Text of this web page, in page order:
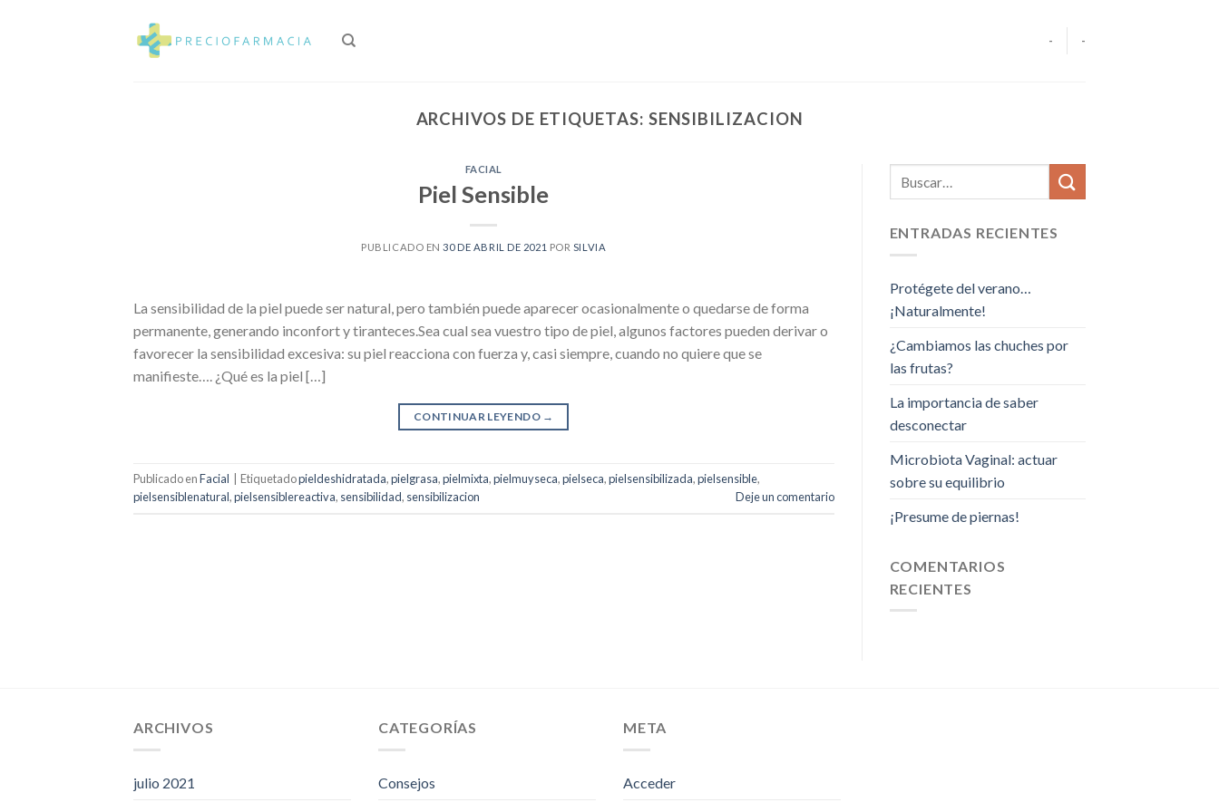
- -
ARCHIVOS DE ETIQUETAS: SENSIBILIZACION
FACIAL
Piel Sensible
PUBLICADO EN30 DE ABRIL DE 2021 POR SILVIA
La sensibilidad de la piel puede ser natural, pero también puede aparecer ocasionalmente o quedarse de forma
permanente, generando inconfort y tiranteces.Sea cual sea vuestro tipo de piel, algunos factores pueden derivar o
favorecer la sensibilidad excesiva: su piel reacciona con fuerza y, casi siempre, cuando no quiere que se
manifieste…. ¿Qué es la piel […]
CONTINUAR LEYENDO →
Publicado enFacial Etiquetadopieldeshidratada,pielgrasa,pielmixta,pielmuyseca,pielseca,pielsensibilizada,pielsensible,
pielsensiblenatural,pielsensiblereactiva, sensibilidad, sensibilizacion Deje un comentario
ENTRADAS RECIENTES
Protégete del verano…
¡Naturalmente!
¿Cambiamos las chuches por
las frutas?
La importancia de saber
desconectar
Microbiota Vaginal: actuar
sobre su equilibrio
¡Presume de piernas!
COMENTARIOS
RECIENTES
ARCHIVOS
julio 2021
CATEGORÍAS
Consejos
META
Acceder